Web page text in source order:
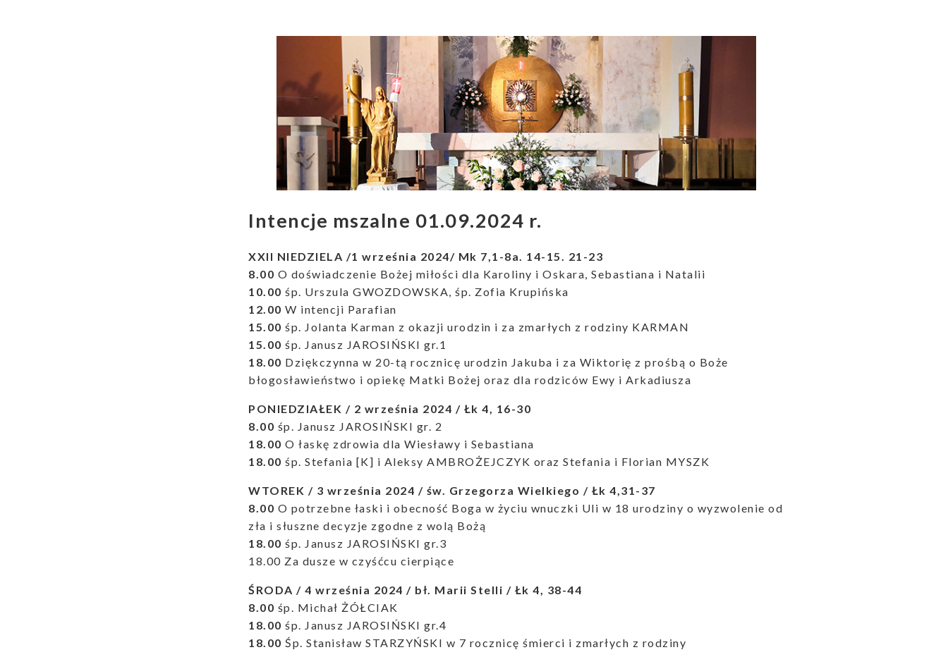
Intencje mszalne 01.09.2024 r.
XXII NIEDZIELA /1 września 2024/ Mk 7,1-8a. 14-15. 21-23
8.00 O doświadczenie Bożej miłości dla Karoliny i Oskara, Sebastiana i Natalii
10.00 śp. Urszula GWOZDOWSKA, śp. Zofia Krupińska
12.00 W intencji Parafian
15.00 śp. Jolanta Karman z okazji urodzin i za zmarłych z rodziny KARMAN
15.00 śp. Janusz JAROSIŃSKI gr.1
18.00 Dziękczynna w 20-tą rocznicę urodzin Jakuba i za Wiktorię z prośbą o Boże
błogosławieństwo i opiekę Matki Bożej oraz dla rodziców Ewy i Arkadiusza
PONIEDZIAŁEK / 2 września 2024 / Łk 4, 16-30
8.00 śp. Janusz JAROSIŃSKI gr. 2
18.00 O łaskę zdrowia dla Wiesławy i Sebastiana
18.00 śp. Stefania [K] i Aleksy AMBROŻEJCZYK oraz Stefania i Florian MYSZK
WTOREK / 3 września 2024 / św. Grzegorza Wielkiego / Łk 4,31-37
8.00 O potrzebne łaski i obecność Boga w życiu wnuczki Uli w 18 urodziny o wyzwolenie od
zła i słuszne decyzje zgodne z wolą Bożą
18.00 śp. Janusz JAROSIŃSKI gr.3
18.00 Za dusze w czyśćcu cierpiące
ŚRODA / 4 września 2024 / bł. Marii Stelli / Łk 4, 38-44
8.00 śp. Michał ŻÓŁCIAK
18.00 śp. Janusz JAROSIŃSKI gr.4
18.00 Śp. Stanisław STARZYŃSKI w 7 rocznicę śmierci i zmarłych z rodziny